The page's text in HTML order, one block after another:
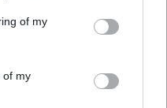
You may click to
its third-party tags to
in below Google
of my
of my